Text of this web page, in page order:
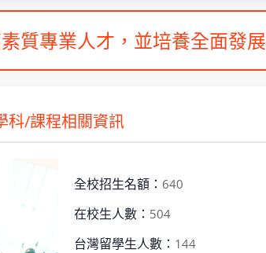
質專業人才，並培養全面發展
科/課程相關資訊
全校招生名額： 640
在校生人數： 504
台灣留學生人數： 144